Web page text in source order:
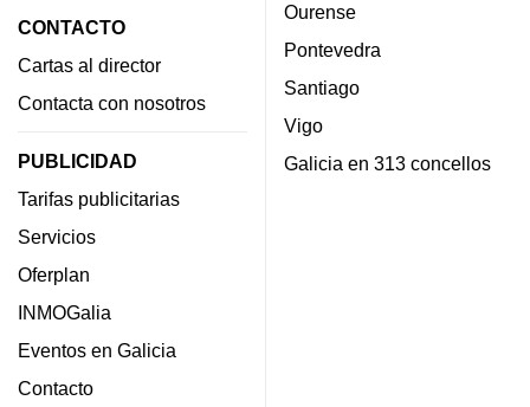
CONTACTO
Cartas al director
Contacta con nosotros
PUBLICIDAD
Tarifas publicitarias
Servicios
Oferplan
INMOGalia
Eventos en Galicia
Contacto
Ourense
Pontevedra
Santiago
Vigo
Galicia en 313 concellos